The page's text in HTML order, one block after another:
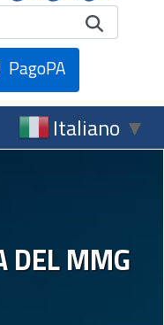
PagoPA
Italiano ▼
DEL MMG